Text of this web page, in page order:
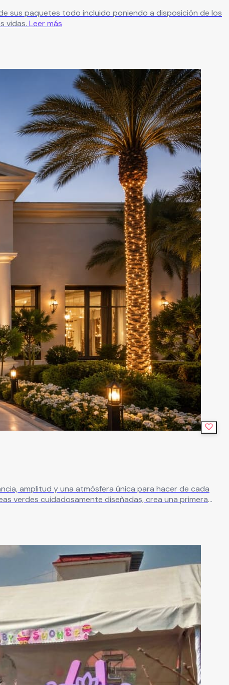
sus paquetes todo incluido poniendo a disposición de los
vidas. Leer más
verdes cuidadosamente diseñadas, crea una primera